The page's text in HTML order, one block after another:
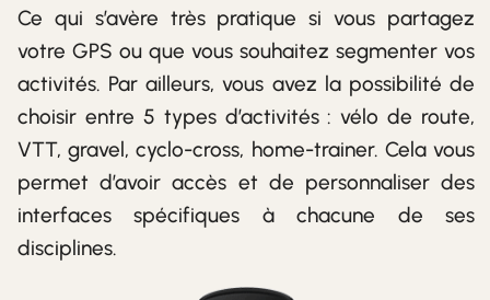
Ce qui s’avère très pratique si vous partagez
votre GPS ou que vous souhaitez segmenter vos
activités. Par ailleurs, vous avez la possibilité de
choisir entre 5 types d’activités : vélo de route,
VTT, gravel, cyclo-cross, home-trainer. Cela vous
permet d’avoir accès et de personnaliser des
interfaces spécifiques à chacune de ses
disciplines.